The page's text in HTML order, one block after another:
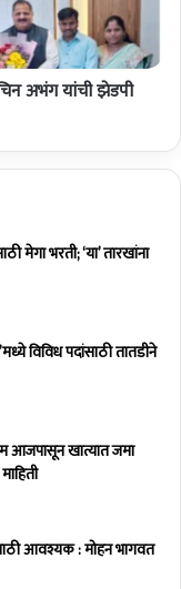
अभंग यांची झेडपी
भरती; ‘या’ तारखांना
विविध पदांसाठी तातडीने
आजपासून खात्यात जमा
आवश्यक : मोहन भागवत